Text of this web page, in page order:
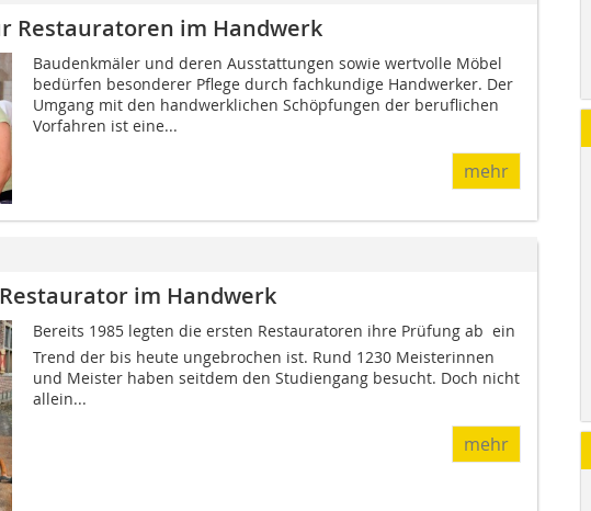
Restauratoren im Handwerk
Baudenkmäler und deren Ausstattungen sowie wertvolle Möbel
bedürfen besonderer Pflege durch fachkundige Handwerker. Der
Umgang mit den handwerklichen Schöpfungen der beruflichen
Vorfahren ist eine...
mehr
im Handwerk
Bereits 1985 legten die ersten Restauratoren ihre Prüfung ab  ein
Trend der bis heute ungebrochen ist. Rund 1230 Meisterinnen
und Meister haben seitdem den Studiengang besucht. Doch nicht
allein...
mehr